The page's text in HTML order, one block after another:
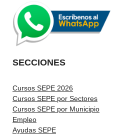
SECCIONES
Cursos SEPE 2026
Cursos SEPE por Sectores
Cursos SEPE por Municipio
Empleo
Ayudas SEPE